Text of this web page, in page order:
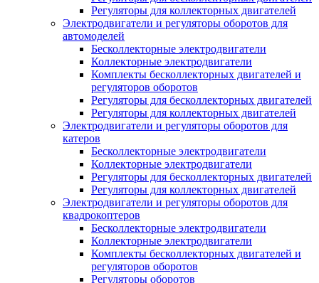
Регуляторы для коллекторных двигателей
Электродвигатели и регуляторы оборотов для
автомоделей
Бесколлекторные электродвигатели
Коллекторные электродвигатели
Комплекты бесколлекторных двигателей и
регуляторов оборотов
Регуляторы для бесколлекторных двигателей
Регуляторы для коллекторных двигателей
Электродвигатели и регуляторы оборотов для
катеров
Бесколлекторные электродвигатели
Коллекторные электродвигатели
Регуляторы для бесколлекторных двигателей
Регуляторы для коллекторных двигателей
Электродвигатели и регуляторы оборотов для
квадрокоптеров
Бесколлекторные электродвигатели
Коллекторные электродвигатели
Комплекты бесколлекторных двигателей и
регуляторов оборотов
Регуляторы оборотов